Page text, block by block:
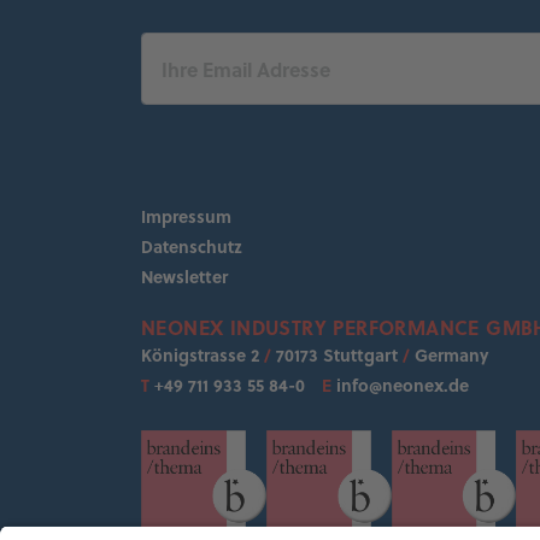
Impressum
Datenschutz
Newsletter
NEONEX INDUSTRY PERFORMANCE
Königstrasse 2 / 70173 Stuttgart / Germany
T +49 711 933 55 84-0 E info@neonex.de